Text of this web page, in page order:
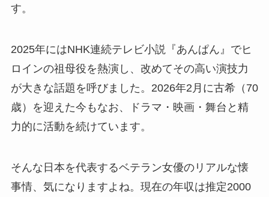
す。
2025年にはNHK連続テレビ小説『あんぱん』でヒ
ロインの祖母役を熱演し、改めてその高い演技力
が大きな話題を呼びました。2026年2月に古希（70
歳）を迎えた今もなお、ドラマ・映画・舞台と精
力的に活動を続けています。
そんな日本を代表するベテラン女優のリアルな懐
事情、気になりますよね。現在の年収は推定2000